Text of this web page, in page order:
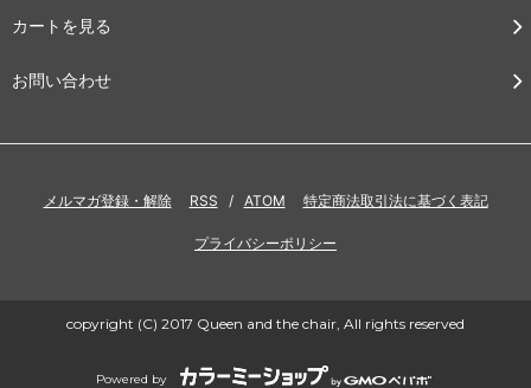
カートを見る
お問い合わせ
メルマガ登録・解除 RSS / ATOM 特定商法取引法に基づく表記
プライバシーポリシー
copyright (C) 2017 Queen and the chair, All rights reserved
Powered by